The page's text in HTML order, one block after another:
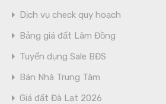
Dịch vụ check quy hoạch
Bảng giá đất Lâm Đồng
Tuyển dụng Sale BĐS
Bán Nhà Trung Tâm
Giá đất Đà Lạt 2026